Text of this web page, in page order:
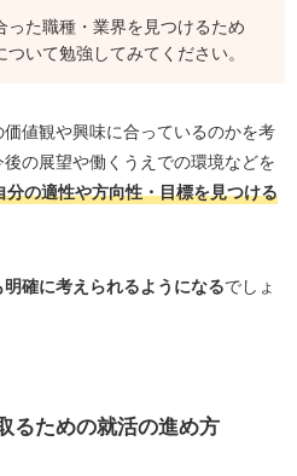
った職種・業界を見つけるため
いて勉強してみてください。
値観や興味に合っているのかを考
の展望や働くうえでの環境などを
分の適性や方向性・目標を見つける
確に考えられるようになるでしょ
るための就活の進め方